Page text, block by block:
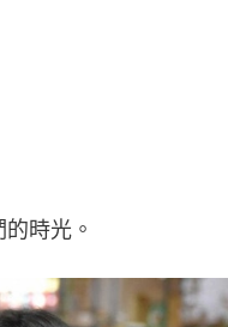
時光。